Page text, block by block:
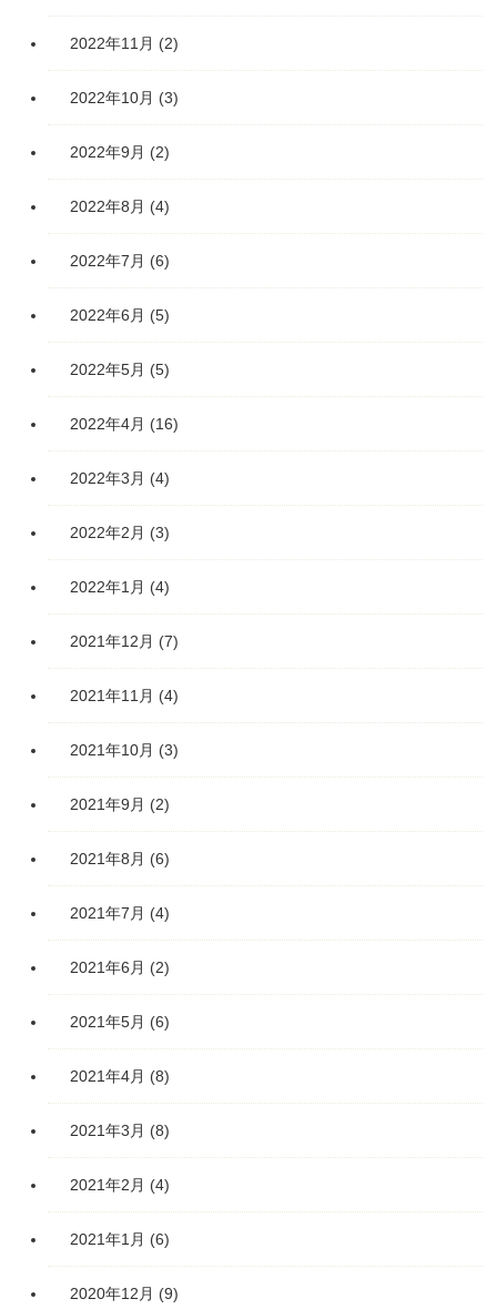
2022年11月 (2)
2022年10月 (3)
2022年9月 (2)
2022年8月 (4)
2022年7月 (6)
2022年6月 (5)
2022年5月 (5)
2022年4月 (16)
2022年3月 (4)
2022年2月 (3)
2022年1月 (4)
2021年12月 (7)
2021年11月 (4)
2021年10月 (3)
2021年9月 (2)
2021年8月 (6)
2021年7月 (4)
2021年6月 (2)
2021年5月 (6)
2021年4月 (8)
2021年3月 (8)
2021年2月 (4)
2021年1月 (6)
2020年12月 (9)